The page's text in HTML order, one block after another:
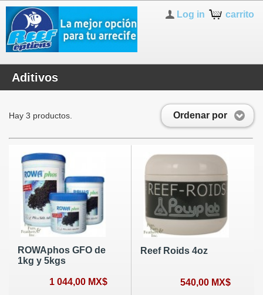
carrito
Log in
Aditivos
Ordenar por
Hay 3 productos.
ROWAphos GFO de
1kg y 5kgs
1 044,00 MX$
Reef Roids 4oz
540,00 MX$